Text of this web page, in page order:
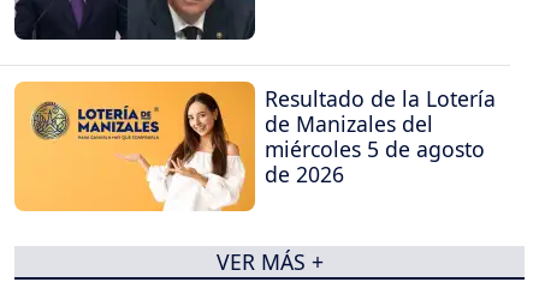
Resultado de la Lotería
de Manizales del
miércoles 5 de agosto
de 2026
VER MÁS +